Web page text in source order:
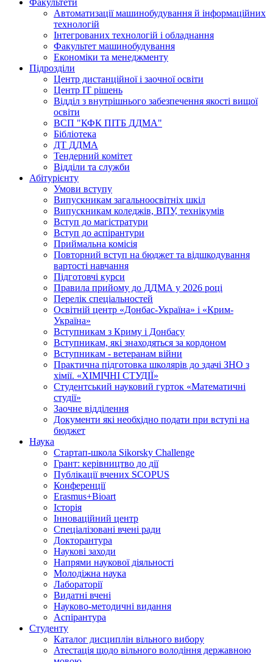
Автоматизації машинобудування й інформаційних
технологій
Інтегрованих технологій і обладнання
Факультет машинобудування
Економіки та менеджменту
Підрозділи
Центр дистанційної і заочної освіти
Центр ІТ рішень
Відділ з внутрішнього забезпечення якості вищої
освіти
ВСП "КФК ПІТБ ДДМА"
Бібліотека
ДТ ДДМА
Тендерний комітет
Відділи та служби
Абітурієнту
Умови вступу
Випускникам загальноосвітніх шкіл
Випускникам коледжів, ВПУ, технікумів
Вступ до магістратури
Вступ до аспірантури
Приймальна комісія
Повторний вступ на бюджет та відшкодування
вартості навчання
Підготовчі курси
Правила прийому до ДДМА у 2026 році
Перелік спеціальностей
Освітній центр «Донбас-Україна» і «Крим-
Україна»
Вступникам з Криму і Донбасу
Вступникам, які знаходяться за кордоном
Вступникам - ветеранам війни
Практична підготовка школярів до здачі ЗНО з
хімії. «ХІМІЧНІ СТУДІЇ»
Студентський науковий гурток «Математичні
студії»
Заочне відділення
Документи які необхідно подати при вступі на
бюджет
Наука
Стартап-школа Sikorsky Challenge
Грант: керівництво до дії
Публікації вчених SCOPUS
Конференції
Erasmus+Bioart
Історія
Інноваційний центр
Спеціалізовані вчені ради
Докторантура
Наукові заходи
Напрями наукової діяльності
Молодіжна наука
Лабораторії
Видатні вчені
Науково-методичні видання
Аспірантура
Студенту
Каталог дисциплін вільного вибору
Атестація щодо вільного володіння державною